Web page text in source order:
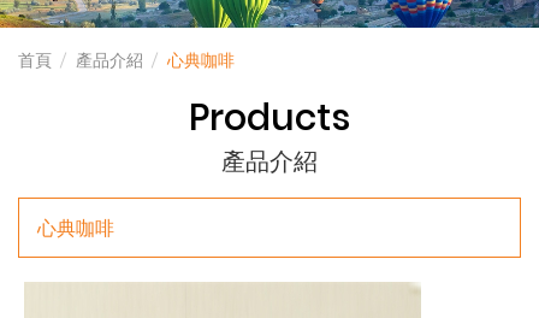
首頁 產品介紹 心典咖啡
Products
產品介紹
心典咖啡